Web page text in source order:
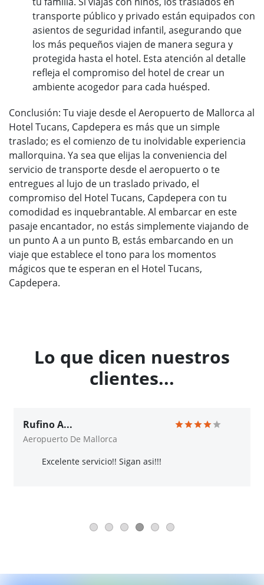
transporte público y privado están equipados con
asientos de seguridad infantil, asegurando que
los más pequeños viajen de manera segura y
protegida hasta el hotel. Esta atención al detalle
refleja el compromiso del hotel de crear un
ambiente acogedor para cada huésped.
Conclusión: Tu viaje desde el Aeropuerto de Mallorca al
Hotel Tucans, Capdepera es más que un simple
traslado; es el comienzo de tu inolvidable experiencia
mallorquina. Ya sea que elijas la conveniencia del
servicio de transporte desde el aeropuerto o te
entregues al lujo de un traslado privado, el
compromiso del Hotel Tucans, Capdepera con tu
comodidad es inquebrantable. Al embarcar en este
pasaje encantador, no estás simplemente viajando de
un punto A a un punto B, estás embarcando en un
viaje que establece el tono para los momentos
mágicos que te esperan en el Hotel Tucans,
Capdepera.
Lo que dicen nuestros
clientes...
Rufino A...
Aeropuerto De Mallorca
Excelente servicio!! Sigan asi!!!